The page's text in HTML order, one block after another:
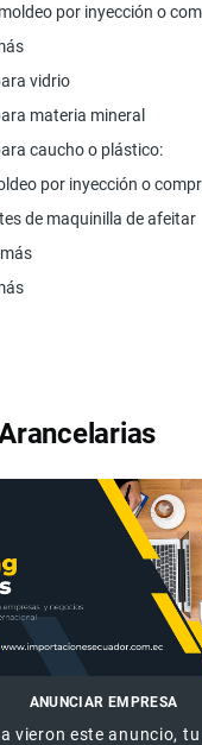
por inyección o
vidrio
materia mineral
caucho o plástico:
por inyección o
de maquinilla de afeitar
ANUNCIAR EMPRESA
vieron este anuncio,